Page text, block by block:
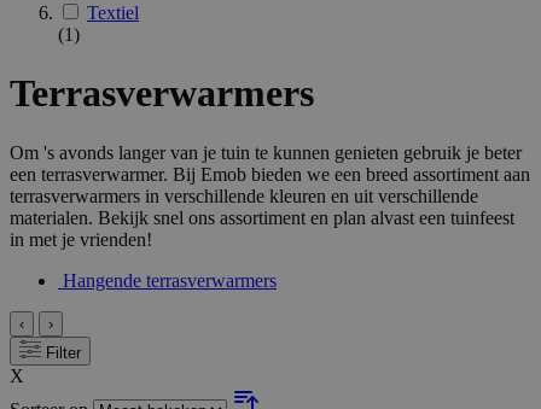
Textiel
(1)
Terrasverwarmers
Om 's avonds langer van je tuin te kunnen genieten gebruik je beter
een terrasverwarmer. Bij Emob bieden we een breed assortiment aan
terrasverwarmers in verschillende kleuren en uit verschillende
materialen. Bekijk snel ons assortiment en plan alvast een tuinfeest
in met je vrienden!
Hangende terrasverwarmers
‹
›
Filter
X